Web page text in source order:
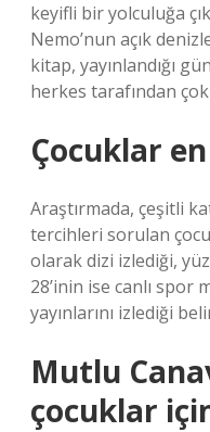
keyifli bir yolculuğa
Nemo’nun açık
kitap, yayınlandığı
herkes tarafından
Çocuklar
Araştırmada, çeşitli
tercihleri ​​sorulan
olarak dizi izlediği,
28’inin ise canlı spor
yayınlarını izlediği
Mutlu
çocuklar